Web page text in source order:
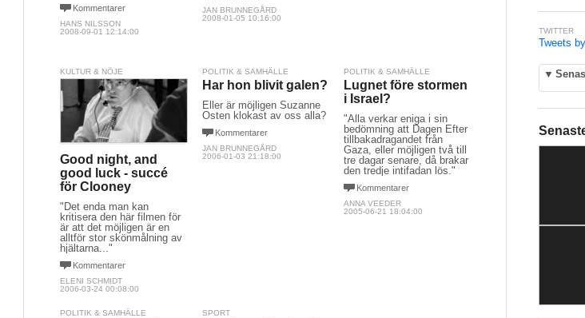
Kommentarer
HANS NILSSON
2008-09-01 12:14:00
JAN BRUNNEGÅRD
2008-01-05 10:16:00
KULTUR & NÖJE
Good night, and
good luck - succé
för Clooney
"Det enda man kan
kritisera den här filmen för
är att det möjligen är en
alltför stor skönmålning av
hjältarna..."
Kommentarer
ELENI SCHMIDT
2006-03-24 00:08:00
POLITIK & SAMHÄLLE
Har hon blivit galen?
Eller är möjligen Suzanne
Osten klokast av oss alla?
Kommentarer
JAN BRUNNEGÅRD
2006-01-03 21:18:00
POLITIK & SAMHÄLLE
Lugnet före stormen
i Israel?
"Alla verkar eniga i sin
bedömning att Dagen Efter
tillbakadragandet från
Gaza, eller möjligen två till
tre dagar senare, då brakar
den tredje intifadan lös."
Kommentarer
ANNA VEEDER
2005-06-21 18:04:00
POLITIK & SAMHÄLLE SPORT
TWITTER
Tweets
▼